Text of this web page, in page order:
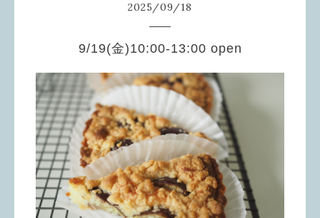
2025/09/18
9/19(金)10:00-13:00 open